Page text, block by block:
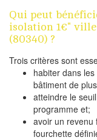
Qui peut
isolation 1€" ville
(80340) ?
Trois critères sont
habiter dans
bâtiment de
atteindre le
programme et;
avoir un revenu
fourchette